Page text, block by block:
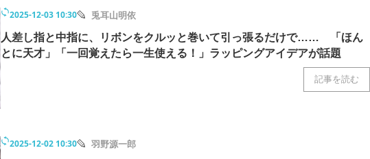
2025-12-03 10:30 兎耳山明依
人差し指と中指に、リボンをクルッと巻いて引っ張るだけで…… 「ほん
とに天才」「一回覚えたら一生使える！」ラッピングアイデアが話題
記事を読む
2025-12-02 10:30 羽野源一郎